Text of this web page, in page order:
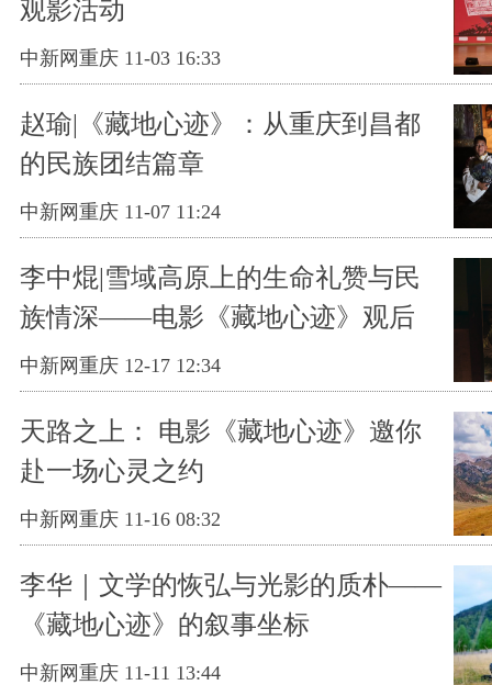
观影活动
中新网重庆 11-03 16:33
赵瑜|《藏地心迹》：从重庆到昌都
的民族团结篇章
中新网重庆 11-07 11:24
李中焜|雪域高原上的生命礼赞与民
族情深——电影《藏地心迹》观后
中新网重庆 12-17 12:34
天路之上： 电影《藏地心迹》邀你
赴一场心灵之约
中新网重庆 11-16 08:32
李华｜文学的恢弘与光影的质朴——
《藏地心迹》的叙事坐标
中新网重庆 11-11 13:44